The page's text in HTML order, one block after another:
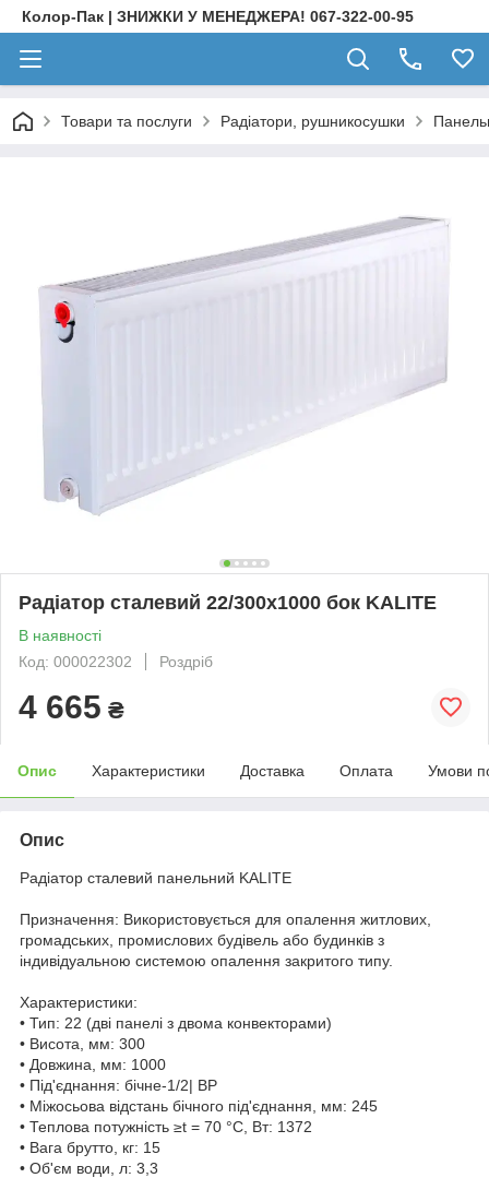
Колор-Пак | ЗНИЖКИ У МЕНЕДЖЕРА! 067-322-00-95
Товари та послуги Радіатори, рушникосушки
Радіатор сталевий 22/300х1000 бок KALITE
В наявності
Код: 000022302
Роздріб
4 665 ₴
Опис Характеристики Доставка Оплата Умови
Опис
Радіатор сталевий панельний KALITE
Призначення: Використовується для опалення житлових,
громадських, промислових будівель або будинків з
індивідуальною системою опалення закритого типу.
Характеристики:
• Тип: 22 (дві панелі з двома конвекторами)
• Висота, мм: 300
• Довжина, мм: 1000
• Під'єднання: бічне-1/2| ВР
• Міжосьова відстань бічного під'єднання, мм: 245
• Теплова потужність ≥t = 70 °C, Вт: 1372
• Вага брутто, кг: 15
• Об'єм води, л: 3,3